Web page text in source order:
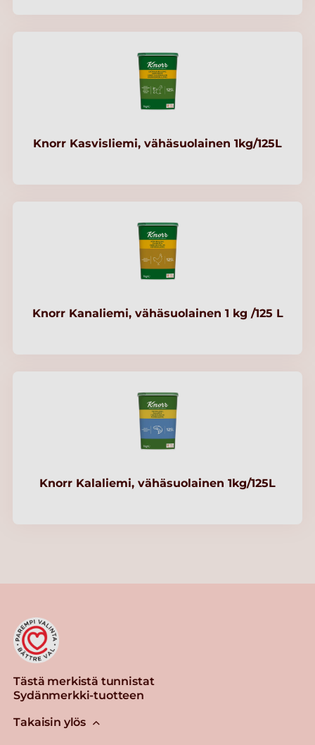
Knorr Kasvisliemi, vähäsuolainen 1kg/125L
Knorr Kanaliemi, vähäsuolainen 1 kg /125 L
Knorr Kalaliemi, vähäsuolainen 1kg/125L
Tästä merkistä tunnistat
Sydänmerkki-tuotteen
Takaisin ylös